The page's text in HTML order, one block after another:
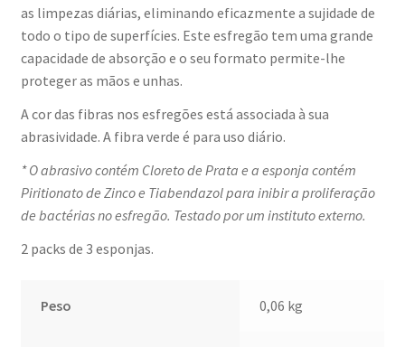
as limpezas diárias, eliminando eficazmente a sujidade de
todo o tipo de superfícies. Este esfregão tem uma grande
capacidade de absorção e o seu formato permite-lhe
proteger as mãos e unhas.
A cor das fibras nos esfregões está associada à sua
abrasividade. A fibra verde é para uso diário.
* O abrasivo contém Cloreto de Prata e a esponja contém
Piritionato de Zinco e Tiabendazol para inibir a proliferação
de bactérias no esfregão. Testado por um instituto externo.
2 packs de 3 esponjas.
Peso 0,06 kg